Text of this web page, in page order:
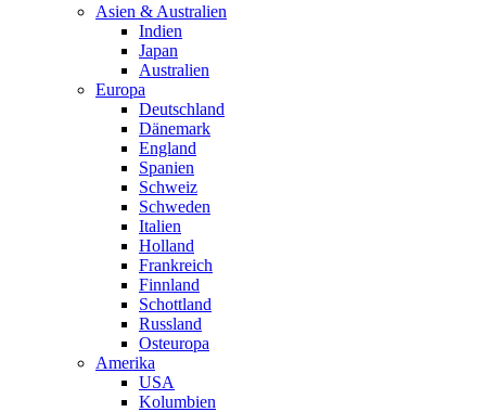
Asien & Australien
Indien
Japan
Australien
Europa
Deutschland
Dänemark
England
Spanien
Schweiz
Schweden
Italien
Holland
Frankreich
Finnland
Schottland
Russland
Osteuropa
Amerika
USA
Kolumbien